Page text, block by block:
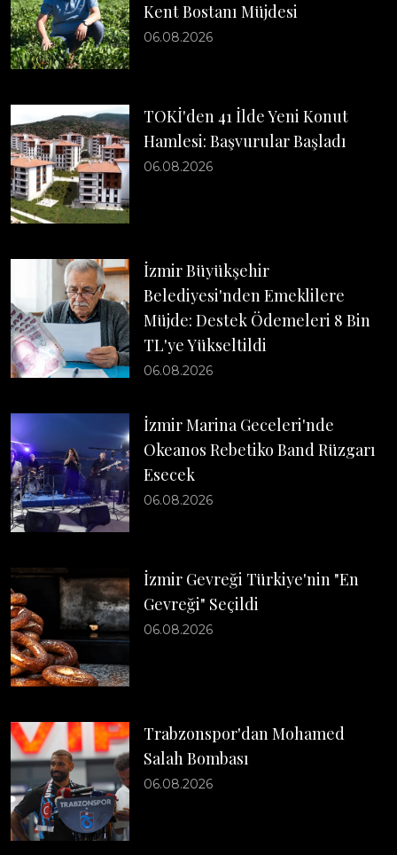
Kent Bostanı Müjdesi
06.08.2026
TOKİ'den 41 İlde Yeni Konut
Hamlesi: Başvurular Başladı
06.08.2026
İzmir Büyükşehir
Belediyesi'nden Emeklilere
Müjde: Destek Ödemeleri 8 Bin
TL'ye Yükseltildi
06.08.2026
İzmir Marina Geceleri'nde
Okeanos Rebetiko Band Rüzgarı
Esecek
06.08.2026
İzmir Gevreği Türkiye'nin "En
Gevreği" Seçildi
06.08.2026
Trabzonspor'dan Mohamed
Salah Bombası
06.08.2026